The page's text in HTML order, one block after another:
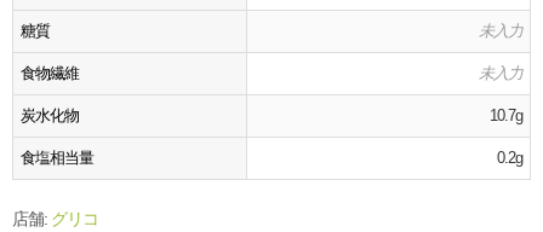
糖質 未入力
食物繊維 未入力
炭水化物 10.7g
食塩相当量 0.2g
店舗: グリコ